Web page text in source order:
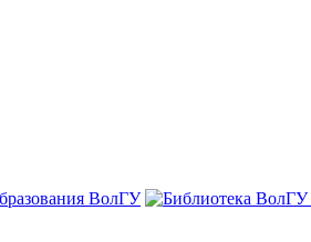
ВолГУ